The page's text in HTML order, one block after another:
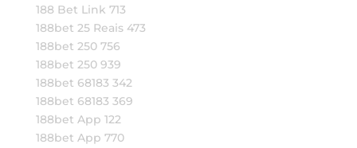
188 Bet Link 713
188bet 25 Reais 473
188bet 250 756
188bet 250 939
188bet 68183 342
188bet 68183 369
188bet App 122
188bet App 770